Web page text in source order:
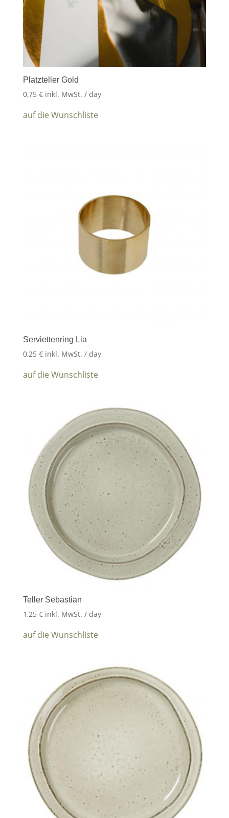
Platzteller Gold
0,75 € inkl. MwSt. / day
auf die Wunschliste
Serviettenring Lia
0,25 € inkl. MwSt. / day
auf die Wunschliste
Teller Sebastian
1,25 € inkl. MwSt. / day
auf die Wunschliste